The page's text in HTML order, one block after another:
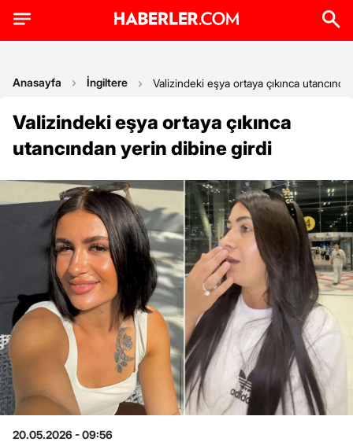
Anasayfa İngiltere Valizindeki eşya ortaya çıkınca
Valizindeki eşya ortaya çıkınca
utancından yerin dibine girdi
20.05.2026 - 09:56